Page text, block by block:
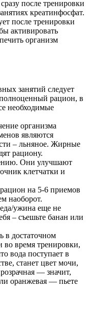
после тренировки
креатинфосфат.
после тренировки
активировать
организм
занятий следует
рацион, в
необходимые
организма
являются
– льняное. Жирные
рациону.
Они улучшают
клетчатки и
на 5-6 приемов
наоборот.
ужина еще не
– съешьте банан или
в достаточном
во время тренировки,
вода поступает в
станет цвет мочи,
— значит,
оранжевая — пьете